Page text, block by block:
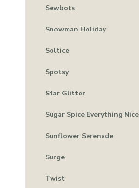
Sewbots
Snowman Holiday
Soltice
Spotsy
Star Glitter
Sugar Spice Everything Nice
Sunflower Serenade
Surge
Twist